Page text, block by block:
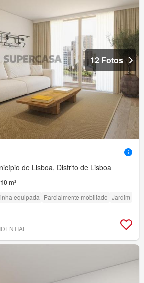
12 Fotos
de Lisboa, Distrito de Lisboa
m²
equipada Parcialmente mobiliado Jardim